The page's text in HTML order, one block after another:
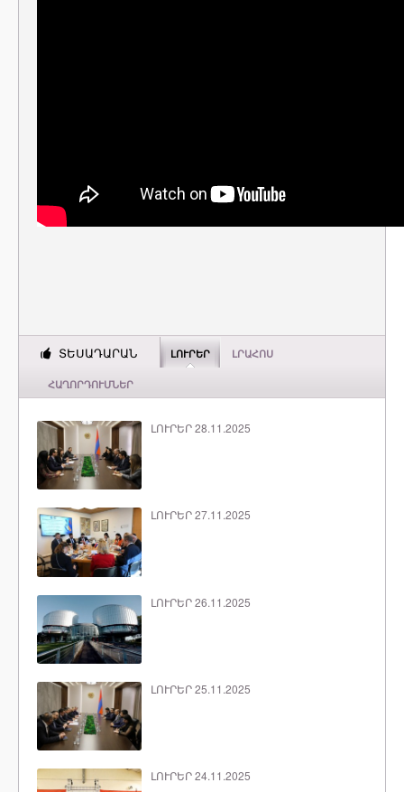
ՏԵՍԱԴԱՐԱՆ ԼՈՒՐԵՐ ԼՐԱՀՈՍ
ՀԱՂՈՐԴՈՒՄՆԵՐ
ԼՈՒՐԵՐ 28.11.2025
ԼՈՒՐԵՐ 27.11.2025
ԼՈՒՐԵՐ 26.11.2025
ԼՈՒՐԵՐ 25.11.2025
ԼՈՒՐԵՐ 24.11.2025